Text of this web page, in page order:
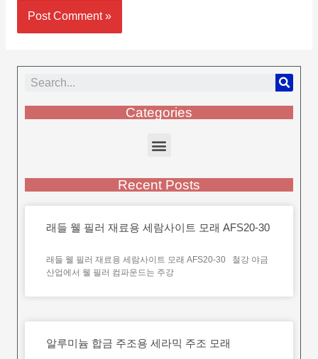
Categories
Recent Posts
래들 웰 필러 재료용 세람사이트 모래 AFS20-30
래들 웰 필러 재료용 세람사이트 모래 AFS20-30 철강 야금
산업에서 웰 필러 컴파운드는 주강
알루미늄 합금 주조용 세라믹 주조 모래